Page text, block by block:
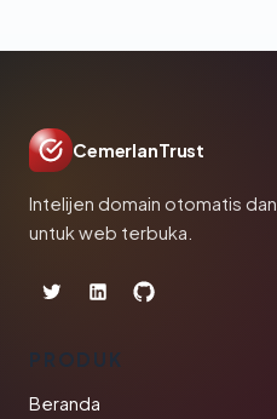
CemerlanTrust
Intelijen domain otomatis
untuk web terbuka.
PRODUK
Beranda